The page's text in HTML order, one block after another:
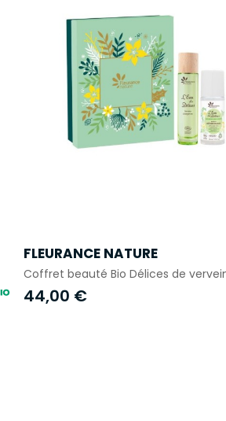
FLEURANCE NATURE
Coffret beauté Bio Délices de
44,00 €